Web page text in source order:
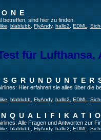
betreffen, sind hier zu finden.
blablubb FlyAndy, hallo2 EDML
für Lufthansa,
Hier erfahren sie alles über die
blablubb FlyAndy, hallo2 EDML
Alle Fragen und Antworten zur
blablubb FlyAndy, hallo2 EDML